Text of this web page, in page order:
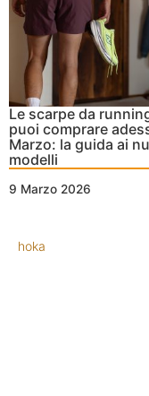
Le scarpe da
puoi comprare
Marzo: la guida ai
modelli
9 Marzo 2026
hoka